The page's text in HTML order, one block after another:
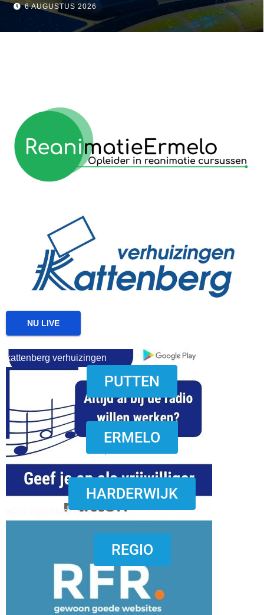
visser
6 AUGUSTUS 2026
reanimatie ermelo
download onzze App
kattenberg verhuizingen
word vrijwilliger (1)
NU LIVE
PUTTEN
ERMELO
HARDERWIJK
REGIO